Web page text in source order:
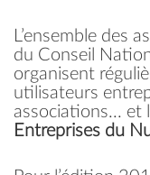
L’ensemble des
du Conseil
organisent
utilisateurs
associations... et
Entreprises du